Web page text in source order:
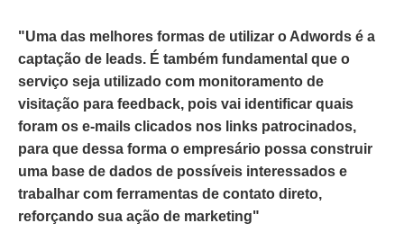
"Uma das melhores formas de utilizar o Adwords é a
captação de leads. É também fundamental que o
serviço seja utilizado com monitoramento de
visitação para feedback, pois vai identificar quais
foram os e-mails clicados nos links patrocinados,
para que dessa forma o empresário possa construir
uma base de dados de possíveis interessados e
trabalhar com ferramentas de contato direto,
reforçando sua ação de marketing"